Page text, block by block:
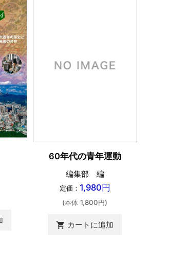
60年代の青年運動
編集部 編
定価： 1,980円
(本体 1,800円)
shopping_cart カートに追加